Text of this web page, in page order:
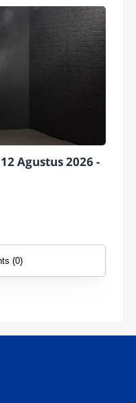
Agustus 2026 -
(0)